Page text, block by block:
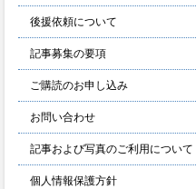
後援依頼について
記事募集の要項
ご購読のお申し込み
お問い合わせ
記事および写真のご利用について
個人情報保護方針